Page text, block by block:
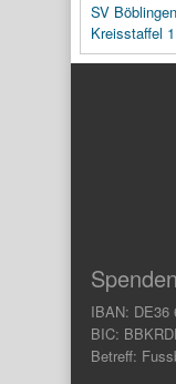
SV
Kreisstaffel
IBAN: DE36
BIC:
Betreff: